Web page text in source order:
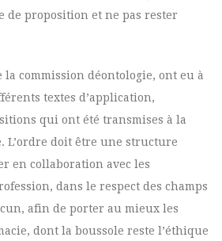
de proposition et ne pas rester
la commission déontologie, ont eu à
textes d’application,
qui ont été transmises à la
L’ordre doit être une structure
en collaboration avec les
dans le respect des champs
afin de porter au mieux les
dont la boussole reste l’éthique